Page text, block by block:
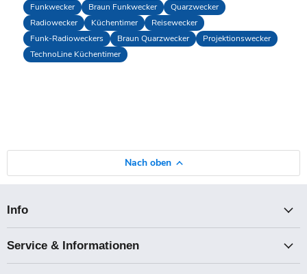
Funkwecker Braun Funkwecker
Quarzwecker
Radiowecker
Küchentimer
Reisewecker
Funk-Radioweckers
Braun Quarzwecker
Projektionswecker
TechnoLine Küchentimer
Nach oben
Info
Service & Informationen